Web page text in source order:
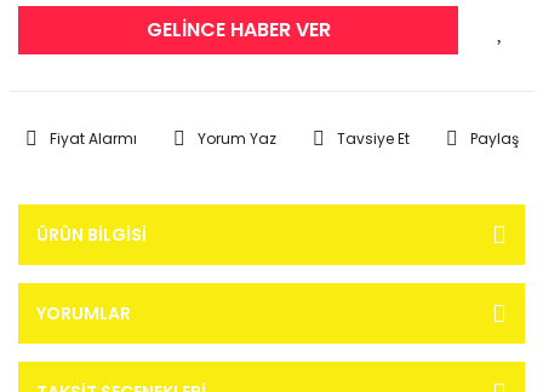
GELİNCE HABER VER
Fiyat Alarmı Yorum Yaz Tavsiye Et Paylaş
ÜRÜN BILGISI
YORUMLAR